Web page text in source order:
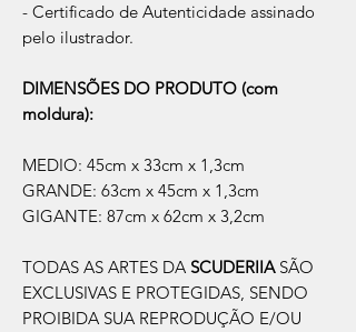
- Certificado de Autenticidade assinado
pelo ilustrador.
DIMENSÕES DO PRODUTO (com
moldura):
MEDIO: 45cm x 33cm x 1,3cm
GRANDE: 63cm x 45cm x 1,3cm
GIGANTE: 87cm x 62cm x 3,2cm
TODAS AS ARTES DA SCUDERIIA SÃO
EXCLUSIVAS E PROTEGIDAS, SENDO
PROIBIDA SUA REPRODUÇÃO E/OU